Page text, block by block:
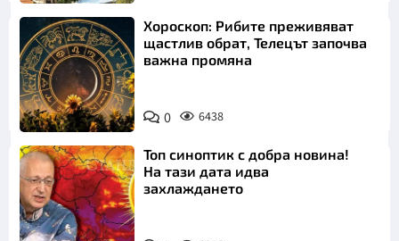
Хороскоп: Рибите преживяват
щастлив обрат, Телецът започва
важна промяна
0 6438
Топ синоптик с добра новина!
На тази дата идва
захлаждането